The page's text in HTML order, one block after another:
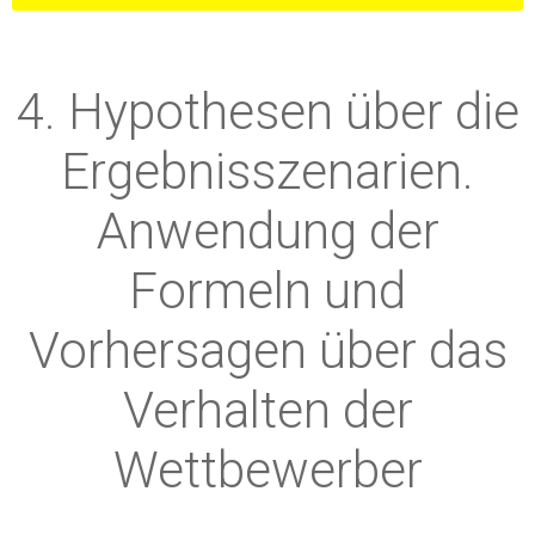
4. Hypothesen über die
Ergebnisszenarien.
Anwendung der
Formeln und
Vorhersagen über das
Verhalten der
Wettbewerber